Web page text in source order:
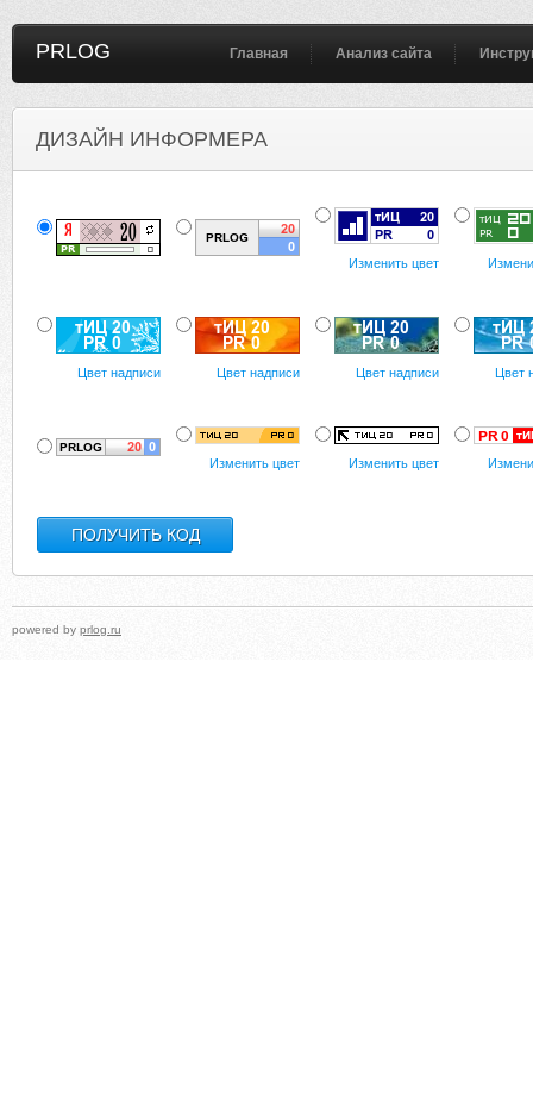
PRLOG Главная Анализ сайта
ДИЗАЙН ИНФОРМЕРА
Изменить цвет
Цвет надписи Цвет надписи Цвет надписи Цвет
Изменить цвет Изменить цвет
powered by prlog.ru